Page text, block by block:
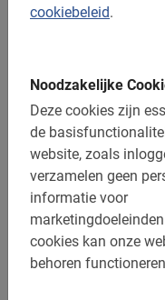
cookiebeleid.
Noodzakelijke
Deze cookies zijn
de
website, zoals
verzamelen geen
informatie voor
cookies kan onze
behoren
Heel goed
Dit is wat onze
Kyoto
We hebben
gehad. We
enige 2